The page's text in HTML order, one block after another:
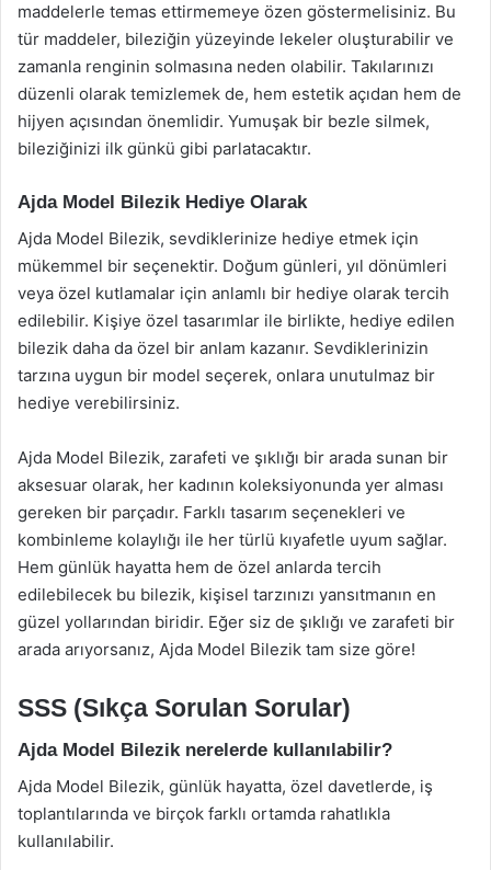
maddelerle temas ettirmemeye özen göstermelisiniz. Bu
tür maddeler, bileziğin yüzeyinde lekeler oluşturabilir ve
zamanla renginin solmasına neden olabilir. Takılarınızı
düzenli olarak temizlemek de, hem estetik açıdan hem de
hijyen açısından önemlidir. Yumuşak bir bezle silmek,
bileziğinizi ilk günkü gibi parlatacaktır.
Ajda Model Bilezik Hediye Olarak
Ajda Model Bilezik, sevdiklerinize hediye etmek için
mükemmel bir seçenektir. Doğum günleri, yıl dönümleri
veya özel kutlamalar için anlamlı bir hediye olarak tercih
edilebilir. Kişiye özel tasarımlar ile birlikte, hediye edilen
bilezik daha da özel bir anlam kazanır. Sevdiklerinizin
tarzına uygun bir model seçerek, onlara unutulmaz bir
hediye verebilirsiniz.
Ajda Model Bilezik, zarafeti ve şıklığı bir arada sunan bir
aksesuar olarak, her kadının koleksiyonunda yer alması
gereken bir parçadır. Farklı tasarım seçenekleri ve
kombinleme kolaylığı ile her türlü kıyafetle uyum sağlar.
Hem günlük hayatta hem de özel anlarda tercih
edilebilecek bu bilezik, kişisel tarzınızı yansıtmanın en
güzel yollarından biridir. Eğer siz de şıklığı ve zarafeti bir
arada arıyorsanız, Ajda Model Bilezik tam size göre!
SSS (Sıkça Sorulan Sorular)
Ajda Model Bilezik nerelerde kullanılabilir?
Ajda Model Bilezik, günlük hayatta, özel davetlerde, iş
toplantılarında ve birçok farklı ortamda rahatlıkla
kullanılabilir.